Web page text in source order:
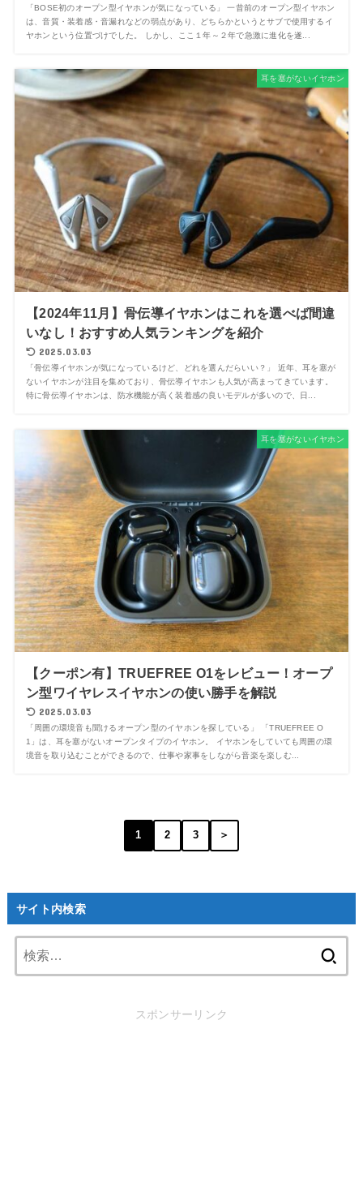
「BOSE初のオープン型イヤホンが気になっている」 一昔前のオープン型イヤホン
は、音質・装着感・音漏れなどの弱点があり、どちらかというとサブで使用するイ
ヤホンという位置づけでした。 しかし、ここ１年～２年で急激に進化を遂...
耳を塞がないイヤホン
【2024年11月】骨伝導イヤホンはこれを選べば間違
いなし！おすすめ人気ランキングを紹介
2025.03.03
「骨伝導イヤホンが気になっているけど、どれを選んだらいい？」 近年、耳を塞が
ないイヤホンが注目を集めており、骨伝導イヤホンも人気が高まってきています。
特に骨伝導イヤホンは、防水機能が高く装着感の良いモデルが多いので、日...
耳を塞がないイヤホン
【クーポン有】TRUEFREE O1をレビュー！オープ
ン型ワイヤレスイヤホンの使い勝手を解説
2025.03.03
「周囲の環境音も聞けるオープン型のイヤホンを探している」 「TRUEFREE O
1」は、耳を塞がないオープンタイプのイヤホン。 イヤホンをしていても周囲の環
境音を取り込むことができるので、仕事や家事をしながら音楽を楽しむ...
1 2 3 ＞
サイト内検索
スポンサーリンク